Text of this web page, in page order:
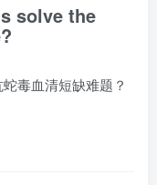
solve the
毒血清短缺难题？